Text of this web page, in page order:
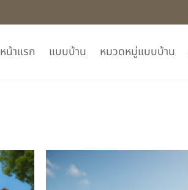
หน้าแรก แบบบ้าน หมวดหมู่แบบบ้าน